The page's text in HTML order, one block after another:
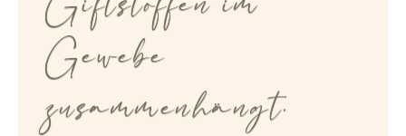
Gewebe
zusammenhängt.